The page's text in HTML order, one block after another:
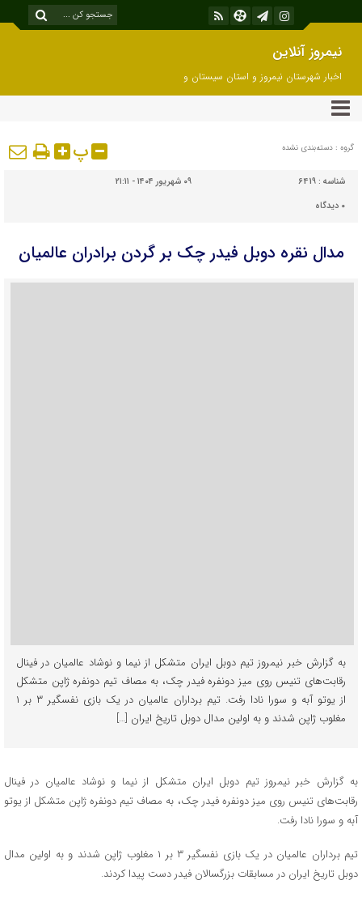
نیمروز آنلاین
اخبار شهرستان نیمروز و استان سیستان و
بلوچستان
گروه : دسته‌بندی نشده پ
شناسه : 6419
۰۹ شهریور ۱۴۰۴ - ۲۱:۱۱
۰ دیدگاه
مدال نقره دوبل فیدر چک بر گردن برادران عالمیان
به گزارش خبر نیمروز تیم دوبل ایران متشکل از نیما و نوشاد عالمیان در فینال
رقابت‌های تنیس روی میز دونفره فیدر چک، به مصاف تیم دونفره ژاپن متشکل
از یوتو آبه و سورا نادا رفت. تیم برداران عالمیان در یک بازی نفسگیر ۳ بر ۱
مغلوب ژاپن شدند و به اولین مدال دوبل تاریخ ایران […]
به گزارش خبر نیمروز تیم دوبل ایران متشکل از نیما و نوشاد عالمیان در فینال
رقابت‌های تنیس روی میز دونفره فیدر چک، به مصاف تیم دونفره ژاپن متشکل از یوتو
آبه و سورا نادا رفت.
تیم برداران عالمیان در یک بازی نفسگیر ۳ بر ۱ مغلوب ژاپن شدند و به اولین مدال
دوبل تاریخ ایران در مسابقات بزرگسالان فیدر دست پیدا کردند.